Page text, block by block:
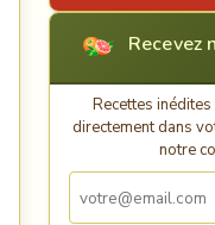
Recevez
Recettes
directement dans
notre